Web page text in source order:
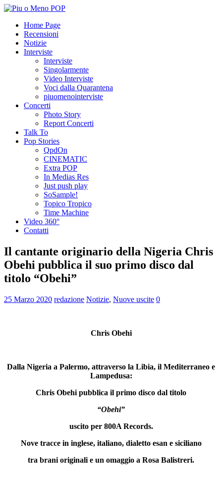
Home Page
Recensioni
Notizie
Interviste
Interviste
Singolarmente
Video Interviste
Voci dalla Quarantena
piuomenointerviste
Concerti
Photo Story
Report Concerti
Talk To
Pop Stories
QpdOn
CINEMATIC
Extra POP
In Medias Res
Just push play
SoSample!
Topico Tropico
Time Machine
Video 360°
Contatti
Il cantante originario della Nigeria Chris
Obehi pubblica il suo primo disco dal
titolo “Obehi”
25 Marzo 2020 redazione Notizie, Nuove uscite 0
Chris Obehi
Dalla Nigeria a Palermo, attraverso la Libia, il Mediterraneo e
Lampedusa:
Chris Obehi pubblica il primo disco dal titolo
“Obehi”
uscito per 800A Records.
Nove tracce in inglese, italiano, dialetto esan e siciliano
tra brani originali e un omaggio a Rosa Balistreri.